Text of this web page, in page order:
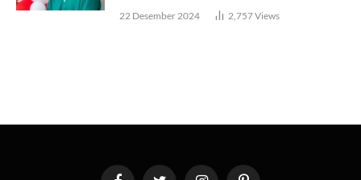
22 Desember 2024 2,757Views